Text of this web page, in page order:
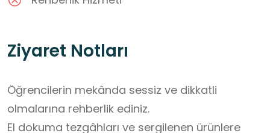
Ziyaret Notları
Öğrencilerin mekânda sessiz ve dikkatli
olmalarına rehberlik ediniz.
El dokuma tezgâhları ve sergilenen ürünlere